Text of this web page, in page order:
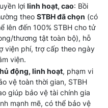
lợi linh hoạt, cao: Bồi
theo STBH đã chọn (có
lên đến 100% STBH cho tử
thương tật toàn bộ), hỗ
viện phí, trợ cấp theo ngày
viện.
động, linh hoạt, phạm vi
vệ toàn thời gian, STBH
giúp bảo vệ tài chính gia
mạnh mẽ, có thể bảo vệ